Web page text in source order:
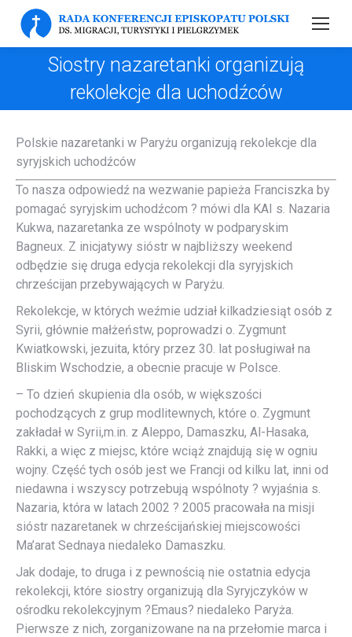
Siostry nazaretanki organizują
rekolekcje dla uchodźców
Polskie nazaretanki w Paryżu organizują rekolekcje dla
syryjskich uchodźców
To nasza odpowiedź na wezwanie papieża Franciszka by
pomagać syryjskim uchodźcom ? mówi dla KAI s. Nazaria
Kukwa, nazaretanka ze wspólnoty w podparyskim
Bagneux. Z inicjatywy sióstr w najbliższy weekend
odbędzie się druga edycja rekolekcji dla syryjskich
chrześcijan przebywających w Paryżu.
Rekolekcje, w których weźmie udział kilkadziesiąt osób z
Syrii, głównie małżeństw, poprowadzi o. Zygmunt
Kwiatkowski, jezuita, który przez 30. lat posługiwał na
Bliskim Wschodzie, a obecnie pracuje w Polsce.
– To dzień skupienia dla osób, w większości
pochodzących z grup modlitewnych, które o. Zygmunt
zakładał w Syrii,m.in. z Aleppo, Damaszku, Al-Hasaka,
Rakki, a więc z miejsc, które wciąż znajdują się w ogniu
wojny. Część tych osób jest we Francji od kilku lat, inni od
niedawna i wszyscy potrzebują wspólnoty ? wyjaśnia s.
Nazaria, która w latach 2002 ? 2005 pracowała na misji
sióstr nazaretanek w chrześcijańskiej miejscowości
Ma’arat Sednaya niedaleko Damaszku.
Jak dodaje, to druga i z pewnością nie ostatnia edycja
rekolekcji, które siostry organizują dla Syryjczyków w
ośrodku rekolekcyjnym ?Emaus? niedaleko Paryża.
Pierwsze z nich, zorganizowane na na przełomie marca i